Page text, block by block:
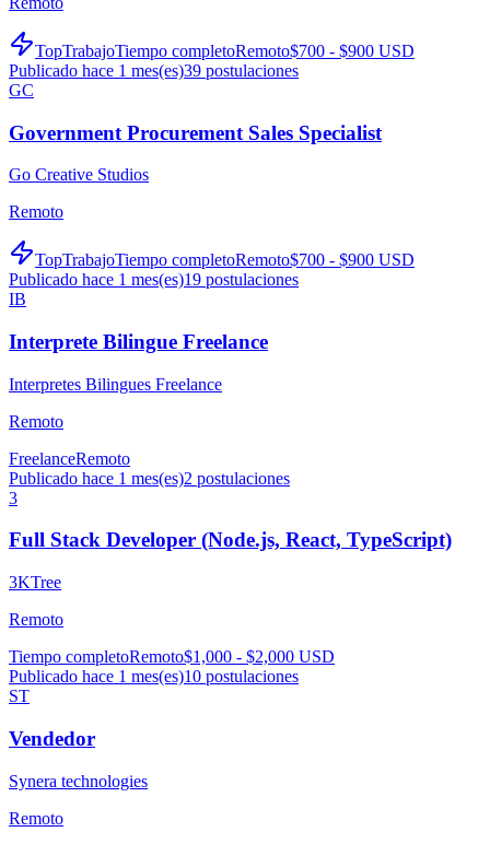
TopTrabajoTiempo completoRemoto$700 - $900 USD
Publicado hace 1 mes(es)39 postulaciones
GC
Government Procurement Sales Specialist
Go Creative Studios
Remoto
TopTrabajoTiempo completoRemoto$700 - $900 USD
Publicado hace 1 mes(es)19 postulaciones
IB
Interprete Bilingue Freelance
Interpretes Bilingues Freelance
Remoto
FreelanceRemoto
Publicado hace 1 mes(es)2 postulaciones
3
Full Stack Developer (Node.js, React, TypeScript)
3KTree
Remoto
Tiempo completoRemoto$1,000 - $2,000 USD
Publicado hace 1 mes(es)10 postulaciones
ST
Vendedor
Synera technologies
Remoto